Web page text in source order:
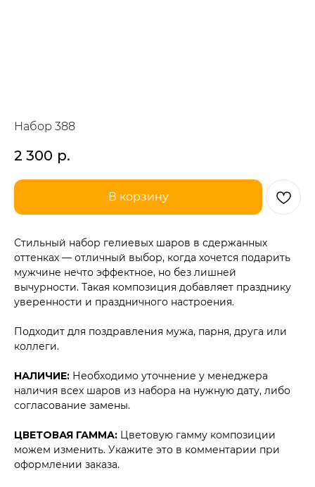
Набор 388
2 300 р.
В корзину
Стильный набор гелиевых шаров в сдержанных
оттенках — отличный выбор, когда хочется подарить
мужчине нечто эффектное, но без лишней
вычурности. Такая композиция добавляет празднику
уверенности и праздничного настроения.
Подходит для поздравления мужа, парня, друга или
коллеги.
НАЛИЧИЕ: Необходимо уточнение у менеджера
наличия всех шаров из набора на нужную дату, либо
согласование замены.
ЦВЕТОВАЯ ГАММА: Цветовую гамму композиции
можем изменить. Укажите это в комментарии при
оформлении заказа.